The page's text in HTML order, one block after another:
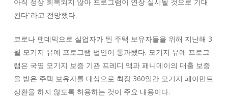
아직 정상 회복되지 않아 프로그램이 연장 실시될 것으로 기대
된다”라고 전망했다.
코로나 팬데믹으로 실업자가 된 주택 보유자들을 위해 지난해 3
월 모기지 유예 프로그램 법안이 통과됐다. 모기지 유예 프로그
램은 국영 모기지 보증 기관 프레디 맥과 패니메이의 대출 보증
을 받은 주택 보유자를 대상으로 최장 360일간 모기지 페이먼트
상환을 하지 않도록 허용하는 것이 주요 내용이다.